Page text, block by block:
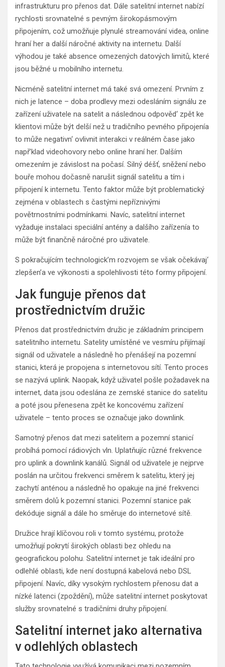
infrastrukturu pro přenos dat. Dále satelitní internet nabízí
rychlosti srovnatelné s pevným širokopásmovým
připojením, což umožňuje plynulé streamování videa, online
hraní her a další náročné aktivity na internetu. Další
výhodou je také absence omezených datových limitů, které
jsou běžné u mobilního internetu.
Nicméně satelitní internet má také svá omezení. Prvním z
nich je latence – doba prodlevy mezi odesláním signálu ze
zařízení uživatele na satelit a následnou odpověd‘ zpět ke
klientovi může být delší než u tradičního pevného připojenía
to může negativn‘ ovlivnit interakci v reálném čase jako
např’klad videohovory nebo online hraní her. Dalším
omezením je závislost na počasí. Silný déšť, sněžení nebo
bouře mohou dočasně narušit signál satelitu a tím i
připojení k internetu. Tento faktor může být problematický
zejména v oblastech s častými nepříznivými
povětrnostními podmínkami. Navíc, satelitní internet
vyžaduje instalaci speciální antény a dalšího zařízenía to
může být finančně náročné pro uživatele.
S pokračujícím technologick’m rozvojem se však očekávaj‘
zlepšen’a ve výkonosti a spolehlivosti této formy připojení.
Jak funguje přenos dat
prostřednictvím družic
Přenos dat prostřednictvím družic je základním principem
satelitního internetu. Satelity umístěné ve vesmíru přijímají
signál od uživatele a následně ho přenášejí na pozemní
stanici, která je propojena s internetovou sítí. Tento proces
se nazývá uplink. Naopak, když uživatel pošle požadavek na
internet, data jsou odeslána ze zemské stanice do satelitu
a poté jsou přenesena zpět ke koncovému zařízení
uživatele – tento proces se označuje jako downlink.
Samotný přenos dat mezi satelitem a pozemní stanicí
probíhá pomocí rádiových vln. Uplatňujíc různé frekvence
pro uplink a downlink kanálů. Signál od uživatele je nejprve
poslán na určitou frekvenci směrem k satelitu, který jej
zachytí anténou a následně ho opakuje na jiné frekvenci
směrem dolů k pozemní stanici. Pozemní stanice pak
dekóduje signál a dále ho směruje do internetové sítě.
Družice hrají klíčovou roli v tomto systému, protože
umožňují pokrytí širokých oblasti bez ohledu na
geografickou polohu. Satelitní internet je tak ideální pro
odlehlé oblasti, kde není dostupná kabelová nebo DSL
připojení. Navíc, díky vysokým rychlostem přenosu dat a
nízké latenci (zpoždění), může satelitní internet poskytovat
služby srovnatelné s tradičními druhy připojení.
Satelitní internet jako alternativa
v odlehlých oblastech